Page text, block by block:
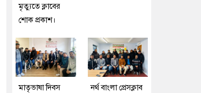
মৃত্যুতে ক্লাবের
শোক প্রকাশ।
মাতৃভাষা দিবস
নর্থ বাংলা প্রেসক্লাব